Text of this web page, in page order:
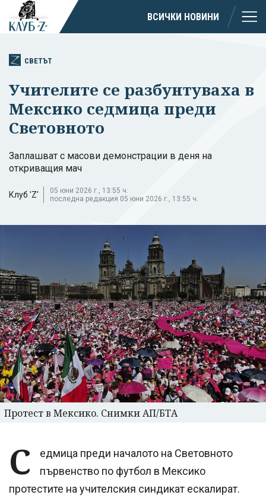
ВСИЧКИ НОВИНИ
СВЕТЪТ
Учителите се разбунтуваха в
Мексико седмица преди
Световното
Заплашват с масови демонстрации в деня на
откриващия мач
Клуб 'Z'
05 юни 2026 г., 13:55 ч.
последна редакция 05 юни 2026 г., 13:55 ч.
Протест в Мексико. Снимки АП/БТА
С
едмица преди началото на Световното
първенство по футбол в Мексико
протестите на учителския синдикат ескалират.